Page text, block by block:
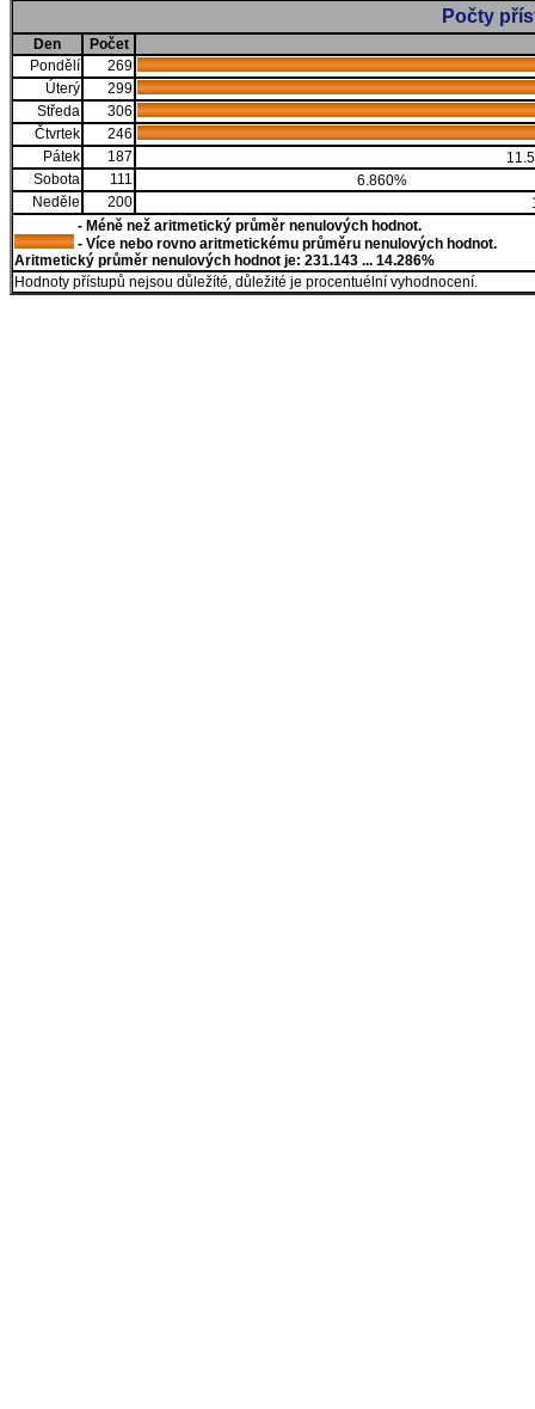
Počty
Den
Počet
Pondělí
269
Úterý
299
Středa
306
Čtvrtek
246
Pátek
187
Sobota
111
6.860%
Neděle
200
- Méně než aritmetický průměr nenulových hodnot.
- Více nebo rovno aritmetickému průměru nenulových hodnot.
Aritmetický průměr nenulových hodnot je: 231.143 ... 14.286%
Hodnoty přístupů nejsou důležíté, důležité je procentuélní vyhodnocení.